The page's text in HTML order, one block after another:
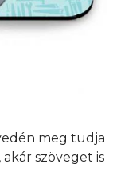
meg tudja
szöveget is